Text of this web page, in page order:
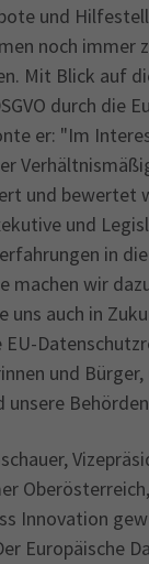
und
noch immer
Mit Blick auf
durch die
er: "Im
und bewertet
und
in
machen wir
uns auch in
EU-
und Bürger,
unsere
Innovation
Europäische